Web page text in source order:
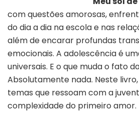
com questões amorosas,
do dia a dia na escola e nas
além de encarar profundas
emocionais. A adolescência é
universais. E o que muda o fato
Absolutamente nada. Neste
temas que ressoam com a
complexidade do primeiro amor.